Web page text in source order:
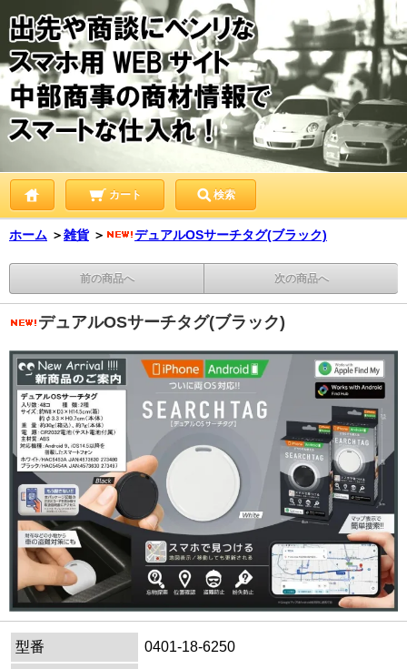
カート 検索
ホーム ＞雑貨 ＞ デュアルOSサーチタグ(ブラック)
前の商品へ 次の商品へ
デュアルOSサーチタグ(ブラック)
型番
0401-18-6250